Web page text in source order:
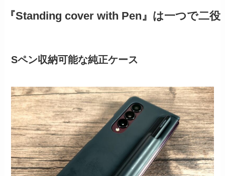
『Standing cover with Pen』は一つで二役
Sペン収納可能な純正ケース